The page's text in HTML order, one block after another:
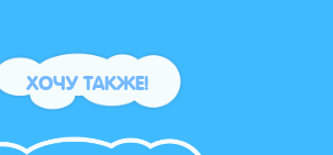
ХОЧУ ТАКЖЕ!